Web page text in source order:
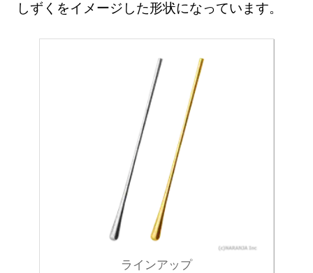
しずくをイメージした形状になっています。
ラインアップ